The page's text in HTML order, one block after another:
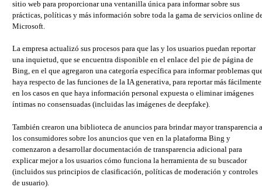
sitio web para proporcionar una ventanilla única para informar sobre sus
prácticas, políticas y más información sobre toda la gama de servicios online
Microsoft.
La empresa actualizó sus procesos para que las y los usuarios puedan reportar
una inquietud, que se encuentra disponible en el enlace del pie de página de
Bing, en el que agregaron una categoría específica para informar problemas
haya respecto de las funciones de la IA generativa, para reportar más fácilmente
en los casos en que haya información personal expuesta o eliminar imágenes
íntimas no consensuadas (incluidas las imágenes de deepfake).
También crearon una biblioteca de anuncios para brindar mayor transparencia a
los consumidores sobre los anuncios que ven en la plataforma Bing y
comenzaron a desarrollar documentación de transparencia adicional para
explicar mejor a los usuarios cómo funciona la herramienta de su buscador
(incluidos sus principios de clasificación, políticas de moderación y controles
de usuario).